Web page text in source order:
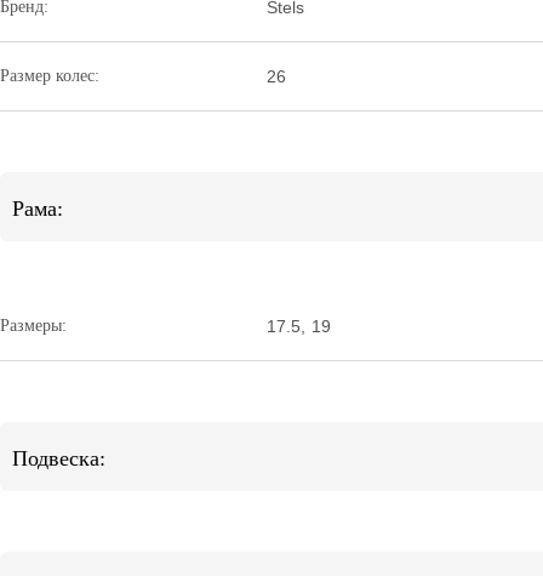
Бренд: Stels
Размер колес: 26
Рама:
Размеры: 17.5 19
Подвеска: